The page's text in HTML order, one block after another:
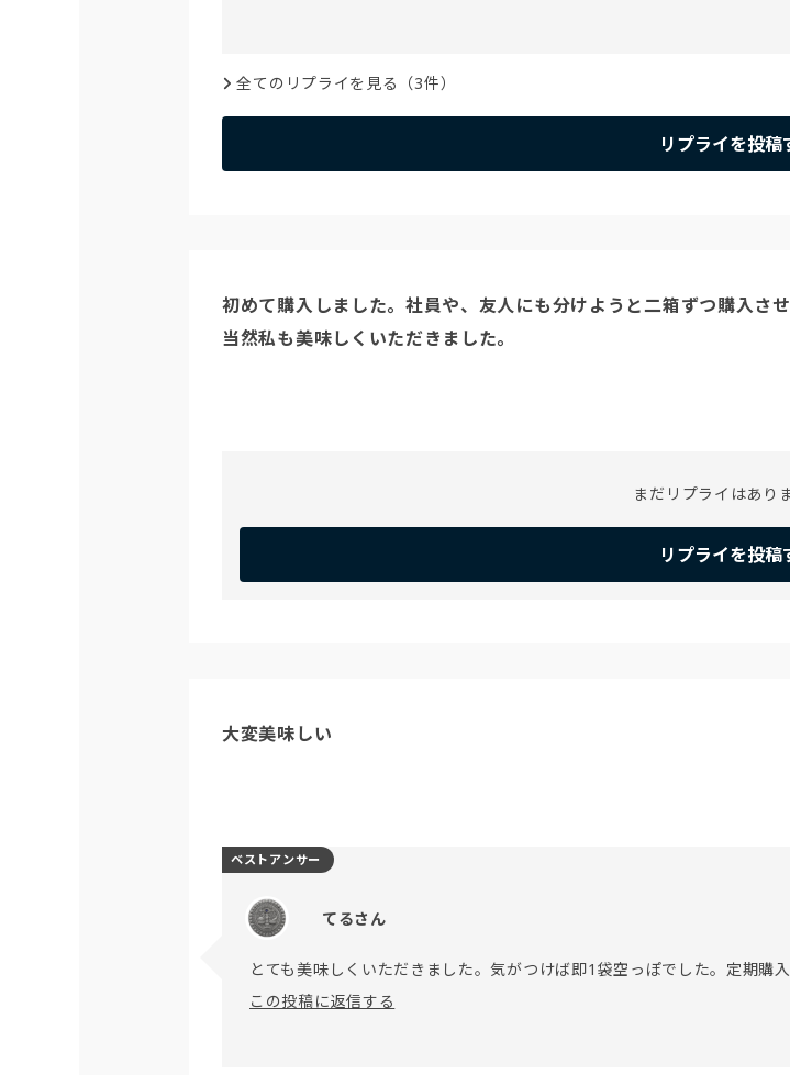
全てのリプライを見る（3件）
リプライを投稿
初めて購入しました。社員や、友人にも分けようと二箱ずつ購入さ
まだリプライはあり
リプライを投稿
大変美味しい
てるさん
とても美味しくいただきました。気がつけば即1袋空っぽでした。定期購
この投稿に返信する
ベストアンサー